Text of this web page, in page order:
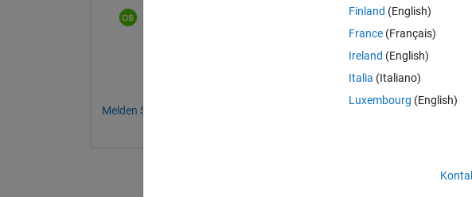
How on earth would we have any way at all to have any klew?
Melden Sie sich an, um zu kommentieren.
Finland (English)
France (Français)
Ireland (English)
Italia (Italiano)
Luxembourg (English)